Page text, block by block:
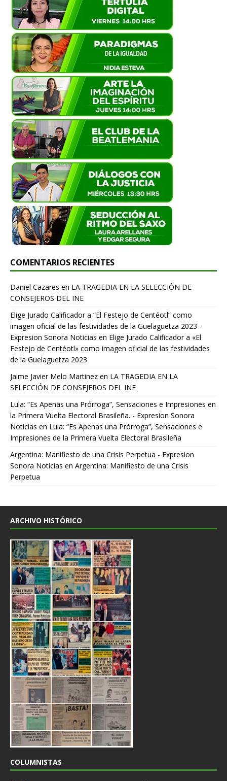
COMENTARIOS RECIENTES
Daniel Cazares en LA TRAGEDIA EN LA SELECCIÓN DE
CONSEJEROS DEL INE
Elige Jurado Calificador a “El Festejo de Centéotl” como
imagen oficial de las festividades de la Guelaguetza 2023 -
Expresion Sonora Noticias en Elige Jurado Calificador a «El
Festejo de Centéotl» como imagen oficial de las festividades
de la Guelaguetza 2023
Jaime Javier Melo Martinez en LA TRAGEDIA EN LA
SELECCIÓN DE CONSEJEROS DEL INE
Lula: “Es Apenas una Prórroga”, Sensaciones e Impresiones en
la Primera Vuelta Electoral Brasileña. - Expresion Sonora
Noticias en Lula: “Es Apenas una Prórroga”, Sensaciones e
Impresiones de la Primera Vuelta Electoral Brasileña
Argentina: Manifiesto de una Crisis Perpetua - Expresion
Sonora Noticias en Argentina: Manifiesto de una Crisis
Perpetua
ARCHIVO HISTÓRICO
COLUMNISTAS